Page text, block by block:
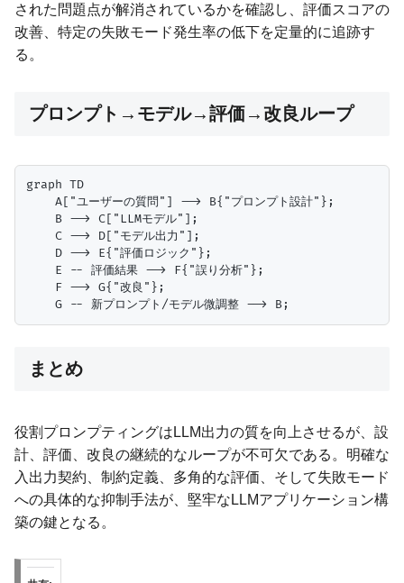
された問題点が解消されているかを確認し、評価スコアの
改善、特定の失敗モード発生率の低下を定量的に追跡す
る。
プロンプト→モデル→評価→改良ループ
graph TD
    A["ユーザーの質問"] --> B{"プロンプト設計"};
    B --> C["LLMモデル"];
    C --> D["モデル出力"];
    D --> E{"評価ロジック"};
    E -- 評価結果 --> F{"誤り分析"};
    F --> G{"改良"};
まとめ
役割プロンプティングはLLM出力の質を向上させるが、設
計、評価、改良の継続的なループが不可欠である。明確な
入出力契約、制約定義、多角的な評価、そして失敗モード
への具体的な抑制手法が、堅牢なLLMアプリケーション構
築の鍵となる。